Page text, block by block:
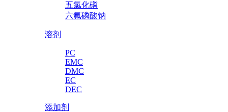
五氯化磷
六氟磷酸钠
溶剂
PC
EMC
DMC
EC
DEC
添加剂